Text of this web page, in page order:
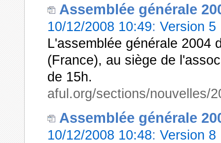
Assemblée générale
10/12/2008 10:49: Version
L'assemblée générale 2004
(France), au siège de
de 15h.
aful.org/sections/nouvelles/
Assemblée générale
10/12/2008 10:48: Version